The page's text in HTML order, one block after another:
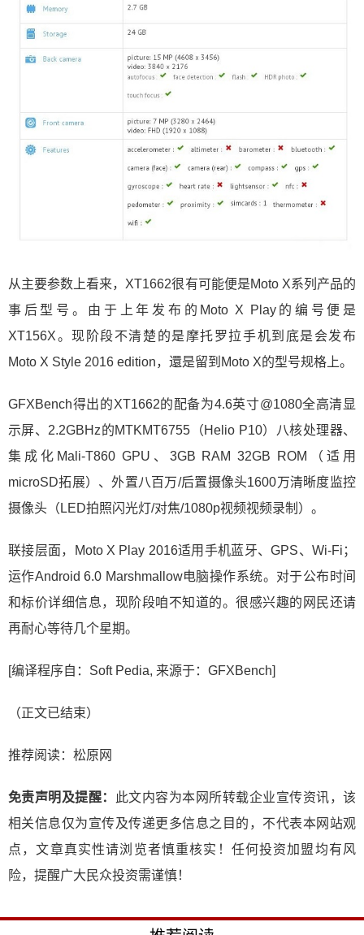
从主要参数上看来，XT1662很有可能便是Moto X系列产品的
事后型号。由于上年发布的Moto X Play的编号便是
XT156X。现阶段不清楚的是摩托罗拉手机到底是会发布
Moto X Style 2016 edition，還是留到Moto X的型号规格上。
GFXBench得出的XT1662的配备为4.6英寸@1080全高清显
示屏、2.2GBHz的MTKMT6755（Helio P10）八核处理器、
集成化Mali-T860 GPU、3GB RAM 32GB ROM（适用
microSD拓展）、外置八百万/后置摄像头1600万清晰度监控
摄像头（LED拍照闪光灯/对焦/1080p视频视频录制）。
联接层面，Moto X Play 2016适用手机蓝牙、GPS、Wi-Fi；
运作Android 6.0 Marshmallow电脑操作系统。对于公布时间
和标价详细信息，现阶段咱不知道的。很感兴趣的网民还请
再耐心等待几个星期。
[编译程序自：Soft Pedia, 来源于：GFXBench]
（正文已结束）
推荐阅读： 松原网
免责声明及提醒：
此文内容为本网所转载企业宣传资讯，该
相关信息仅为宣传及传递更多信息之目的，不代表本网站观
点，文章真实性请浏览者慎重核实！任何投资加盟均有风
险，提醒广大民众投资需谨慎！